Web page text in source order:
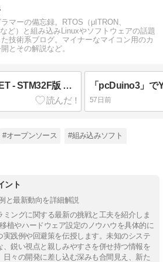
マーの備忘録。RTOS（μITRON、
ど）と組み込みLinuxやソフトウェアの話題
技術系ブログ。マイナーなマイコン用のカ
とその解説など。
TOPPERS/ASP & TINET - STM32F版 その１ 「pcDuino3」
57日前
#オープンソース #組み込みソフト
ント
と最新動向を詳細解説
ングに関する最新の挑戦と工夫を紹介しま
植やハードウェア設定のノウハウを具体的に
践例や回避策を伝授します。未知のシステ
、鋭い視点と親しみやすさを併せ持つ情報を
々の開発に差し込む深みも合間見え、新た